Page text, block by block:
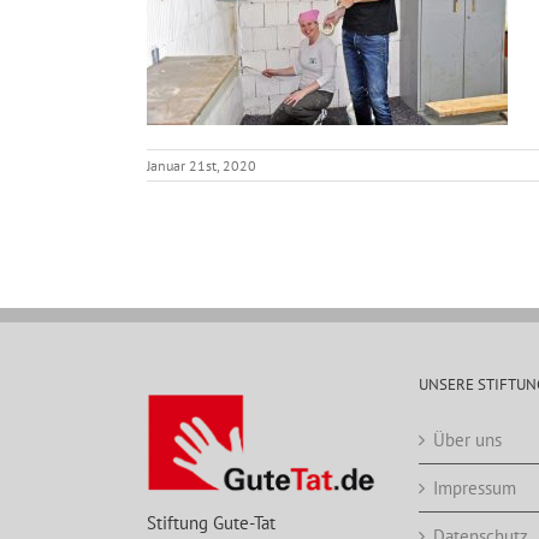
Januar 21st, 2020
Stiftung Gute-Tat
UNSERE
Über uns
Impressum